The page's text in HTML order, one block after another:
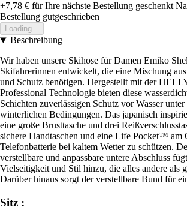
+7,78 € für Ihre nächste Bestellung geschenkt
Bestellung gutgeschrieben
Loading...
Beschreibung
Wir haben unsere Skihose für Damen Emiko
Skifahrerinnen entwickelt, die eine Mischung
und Schutz benötigen. Hergestellt mit der
Professional Technologie bieten diese
Schichten zuverlässigen Schutz vor Wasser
winterlichen Bedingungen. Das japanisch
eine große Brusttasche und drei
sichere Handtaschen und eine Life Pocket™ am
Telefonbatterie bei kaltem Wetter zu schützen.
verstellbare und anpassbare untere Abschluss
Vielseitigkeit und Stil hinzu, die alles andere als
Darüber hinaus sorgt der verstellbare Bund für
Sitz :